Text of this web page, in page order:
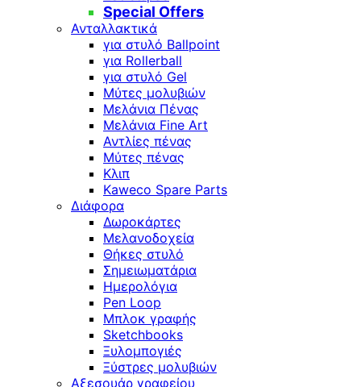
Special Offers
Ανταλλακτικά
για στυλό Ballpoint
για Rollerball
για στυλό Gel
Μύτες μολυβιών
Μελάνια Πένας
Μελάνια Fine Art
Αντλίες πένας
Μύτες πένας
Κλιπ
Kaweco Spare Parts
Διάφορα
Δωροκάρτες
Μελανοδοχεία
Θήκες στυλό
Σημειωματάρια
Ημερολόγια
Pen Loop
Μπλοκ γραφής
Sketchbooks
Ξυλομπογιές
Ξύστρες μολυβιών
Αξεσουάρ γραφείου